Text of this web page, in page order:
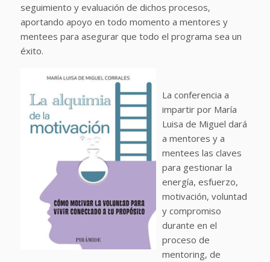
seguimiento y evaluación de dichos procesos,
aportando apoyo en todo momento a mentores y
mentees para asegurar que todo el programa sea un
éxito.
La conferencia a
impartir por María
Luisa de Miguel dará
a mentores y a
mentees las claves
para gestionar la
energía, esfuerzo,
motivación, voluntad
y compromiso
durante en el
proceso de
mentoring, de